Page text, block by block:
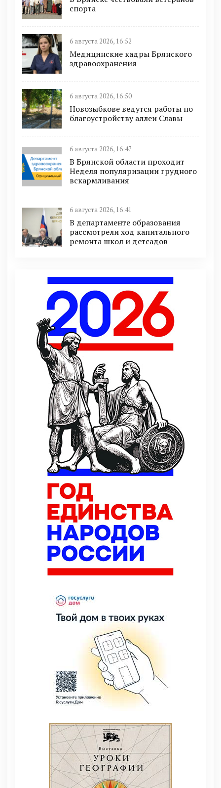
спорта
6 августа 2026, 16:52
Медицинские кадры Брянского
здравоохранения
6 августа 2026, 16:50
Новозыбкове ведутся работы по
благоустройству аллеи Славы
6 августа 2026, 16:47
В Брянской области проходит
Неделя популяризации грудного
вскармливания
6 августа 2026, 16:41
В департаменте образования
рассмотрели ход капитального
ремонта школ и детсадов